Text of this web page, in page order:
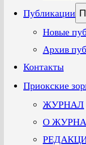
Публикации
Новые
Архив
Контакты
Приокские
ЖУРНАЛ
О